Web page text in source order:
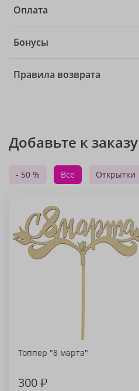
Оплата
Бонусы
Правила возврата
Добавьте к заказу
- 50 % Все Открытки
Топпер "8 марта"
300₽